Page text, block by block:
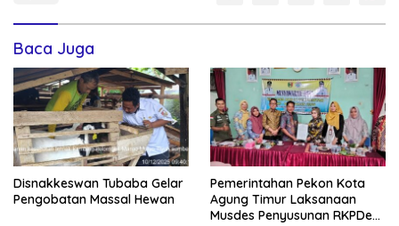
Baca Juga
Disnakkeswan Tubaba Gelar
Pengobatan Massal Hewan
Pemerintahan Pekon Kota
Agung Timur Laksanaan
Musdes Penyusunan RKPDes